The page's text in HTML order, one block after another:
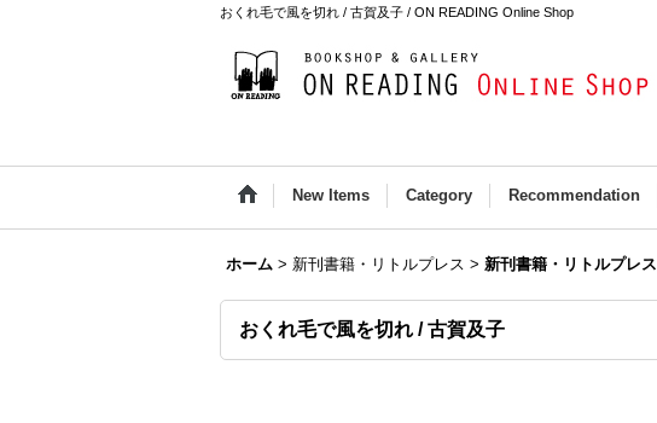
おくれ毛で風を切れ / 古賀及子 / ON READING Online Shop
New Items Category Recommendation
ホーム > 新刊書籍・リトルプレス > 新刊書籍・リトルプレス
おくれ毛で風を切れ / 古賀及子